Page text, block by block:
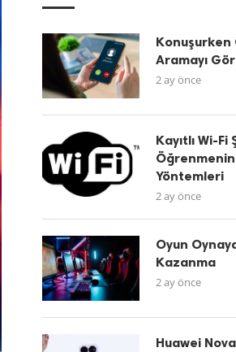
Konuşurken
Aramayı
2 ay önce
Kayıtlı Wi-Fi
Yöntemleri
2 ay önce
Oyun
Kazanma
2 ay önce
Huawei